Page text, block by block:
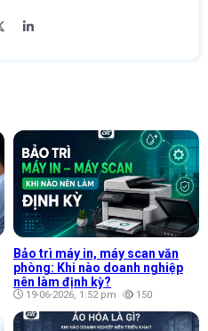
Bảo trì máy in, máy scan văn
phòng: Khi nào doanh nghiệp
nên làm định kỳ?
19-06-2026, 1:52 pm 150